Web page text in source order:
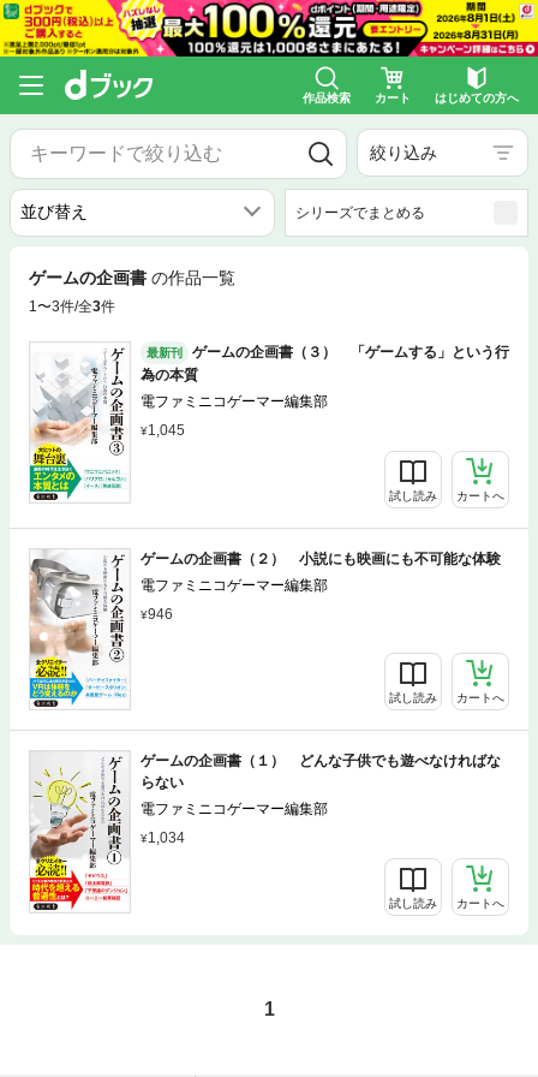
作品検索 カート はじめての方へ
絞り込み
シリーズでまとめる
ゲームの企画書 の作品一覧
1〜3件/全3件
最新刊
ゲームの企画書（３） 「ゲームする」という行
為の本質
電ファミニコゲーマー編集部
1,045
試し読み カートへ
ゲームの企画書（２） 小説にも映画にも不可能な体験
電ファミニコゲーマー編集部
946
試し読み カートへ
ゲームの企画書（１） どんな子供でも遊べなければな
らない
電ファミニコゲーマー編集部
1,034
試し読み カートへ
1